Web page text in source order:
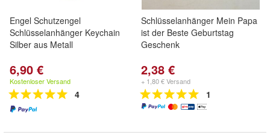
Engel Schutzengel
Schlüsselanhänger Keychain
Silber aus Metall
6,90 €
Kostenloser Versand
4
Schlüsselanhänger Mein Papa
ist der Beste Geburtstag
Geschenk
2,38 €
+ 1,80 € Versand
1